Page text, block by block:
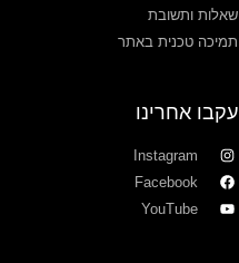
שאלות ותשובת
תמיכה טכנית באתר
עקבו אחרינו
Instagram
Facebook
YouTube